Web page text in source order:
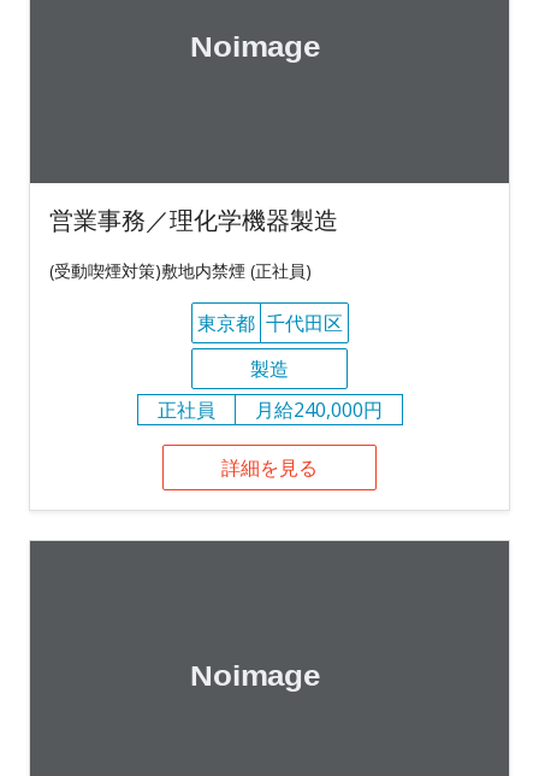
営業事務／理化学機器製造
(受動喫煙対策)敷地内禁煙 (正社員)
東京都 千代田区
製造
正社員
月給240,000円
詳細を見る